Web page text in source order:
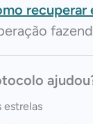
recuperar
estrelas